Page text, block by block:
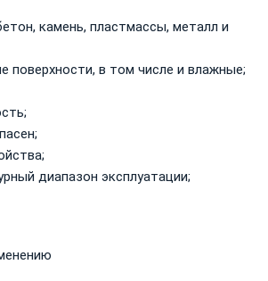
камень, пластмассы, металл и
поверхности, в том числе и влажные;
диапазон эксплуатации;